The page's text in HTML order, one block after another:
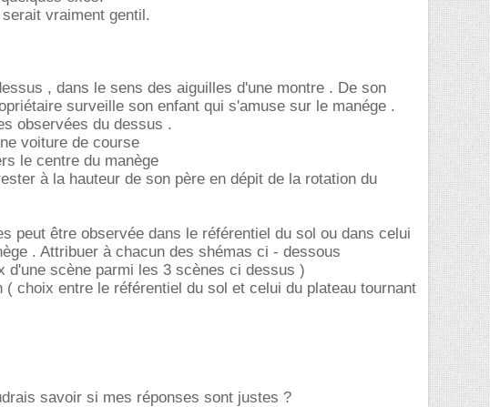
vraiment gentil.
, dans le sens des aiguilles d'une montre . De son
surveille son enfant qui s'amuse sur le manége .
observées du dessus .
voiture de course
le centre du manège
à la hauteur de son père en dépit de la rotation du
peut être observée dans le référentiel du sol ou dans celui
. Attribuer à chacun des shémas ci - dessous
d'une scène parmi les 3 scènes ci dessus )
choix entre le référentiel du sol et celui du plateau tournant
savoir si mes réponses sont justes ?